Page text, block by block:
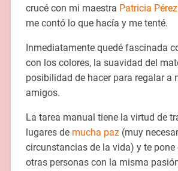
crucé con mi maestra Patricia
me contó lo que hacía y me tenté.
Inmediatamente quedé fascinada
con los colores, la suavidad del
posibilidad de hacer para regalar a
amigos.
La tarea manual tiene la virtud de
lugares demucha paz(muy
circunstancias de la vida) y te
otras personas con la misma